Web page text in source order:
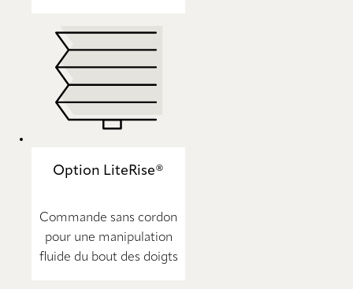
Option LiteRise®
Commande sans cordon
pour une manipulation
fluide du bout des doigts